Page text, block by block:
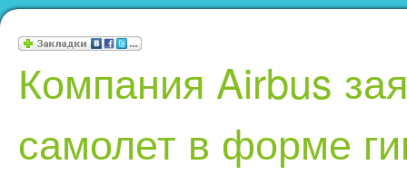
Компания Airbus
самолет в форме